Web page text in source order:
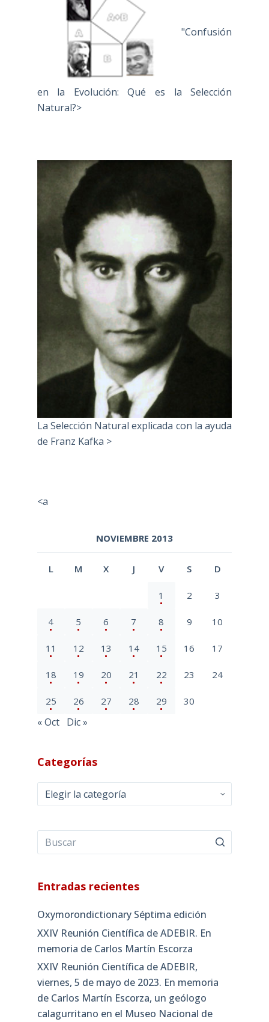
"Confusión
en la Evolución: Qué es la Selección
Natural?>
La Selección Natural explicada con la ayuda
de Franz Kafka >
<a
NOVIEMBRE 2013
L M X J V S D
1 2 3
4 5 6 7 8 9 10
11 12 13 14 15 16 17
18 19 20 21 22 23 24
25 26 27 28 29 30
« Oct Dic »
Categorías
Categorías
Entradas recientes
Oxymorondictionary Séptima edición
XXIV Reunión Científica de ADEBIR. En
memoria de Carlos Martín Escorza
XXIV Reunión Científica de ADEBIR,
viernes, 5 de mayo de 2023. En memoria
de Carlos Martín Escorza, un geólogo
calagurritano en el Museo Nacional de